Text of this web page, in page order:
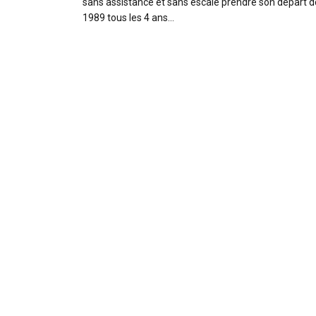
1989 tous les 4 ans…